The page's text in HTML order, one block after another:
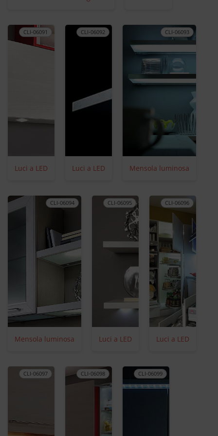
CLI-06091
Luci a LED
CLI-06092
Luci a LED
CLI-06093
Mensola luminosa
CLI-06094
Mensola luminosa
CLI-06095
Luci a LED
CLI-06096
Luci a LED
CLI-06097 CLI-06098 CLI-06099